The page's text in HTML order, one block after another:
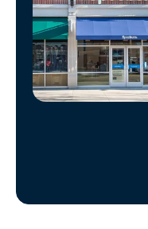
Administrar
cuenta
Encuentra
una
tienda